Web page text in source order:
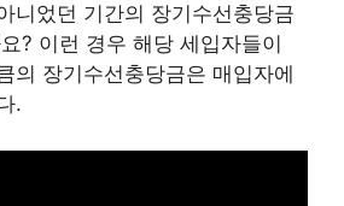
니었던 기간의 장기수선충당금
? 이런 경우 해당 세입자들이
의 장기수선충당금은 매입자에
.